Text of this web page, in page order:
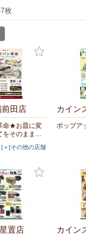
枚
前田店
命★お皿に変
をそのまま…
[＋]その他の店舗
カイン
ポップア
置店 カイン